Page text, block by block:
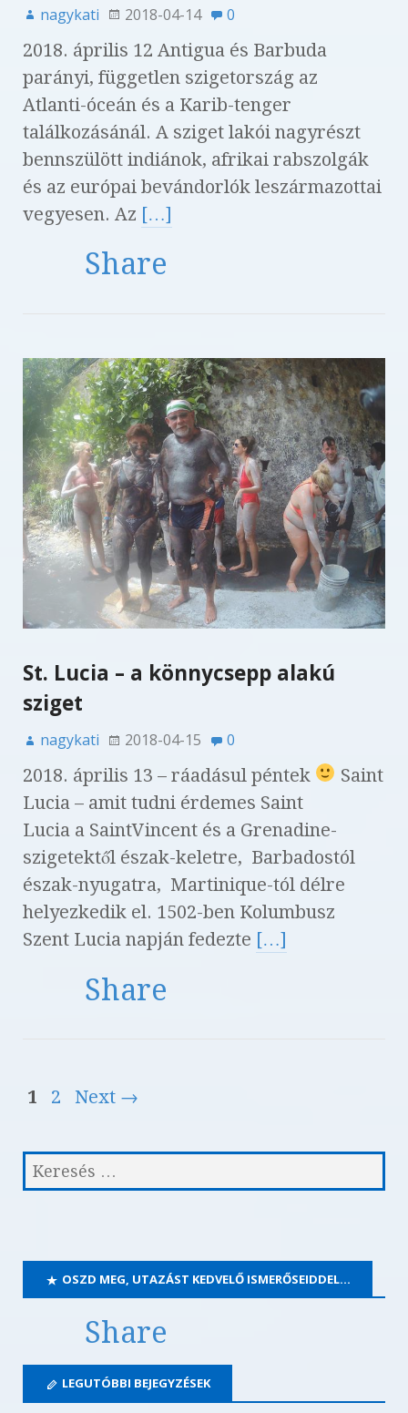
nagykati 2018-04-14 0
2018. április 12 Antigua és Barbuda
parányi, független szigetország az
Atlanti-óceán és a Karib-tenger
találkozásánál. A sziget lakói nagyrészt
bennszülött indiánok, afrikai rabszolgák
és az európai bevándorlók leszármazottai
vegyesen. Az […]
Share
St. Lucia – a könnycsepp alakú
sziget
nagykati 2018-04-15 0
2018. április 13 – ráadásul péntek
Saint
Lucia – amit tudni érdemes Saint
Lucia a SaintVincent és a Grenadine-
szigetektől észak-keletre, Barbadostól
észak-nyugatra, Martinique-tól délre
helyezkedik el. 1502-ben Kolumbusz
Szent Lucia napján fedezte […]
Share
1 2 Next →
OSZD MEG, UTAZÁST KEDVELŐ ISMERŐSEIDDEL…
Share
LEGUTÓBBI BEJEGYZÉSEK